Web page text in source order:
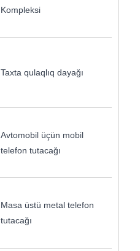
Kompleksi
Taxta qulaqlıq dayağı
Avtomobil üçün mobil
telefon tutacağı
Masa üstü metal telefon
tutacağı